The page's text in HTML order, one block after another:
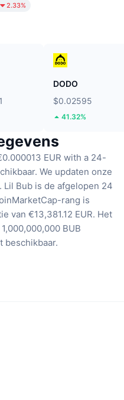
2.33%
DODO
$0.02595
41.32%
EUR with a 24-
We updaten onze
Lil Bub is de afgelopen 24
rang is
van €13,381.12 EUR. Het
BUB
beschikbaar.